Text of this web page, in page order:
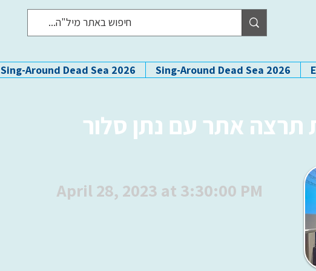
Sing-Around Dead Sea 2026
Sing-Around Dead Sea 2026
תרצה אתר עם נתן סלור
April 28, 2023 at 3:30:00 PM